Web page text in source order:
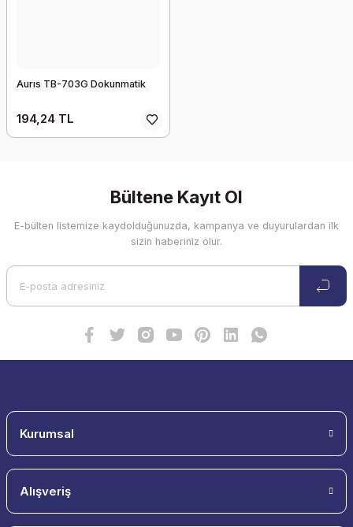
Aurıs TB-703G Dokunmatik
194,24 TL
Bültene Kayıt Ol
E-bülten listemize kaydolduğunuzda, kampanya ve duyurulardan ilk
sizin haberiniz olur.
Kurumsal
Alışveriş